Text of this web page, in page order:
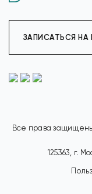
ЗАПИСАТЬСЯ НА
Все права
125363, г.